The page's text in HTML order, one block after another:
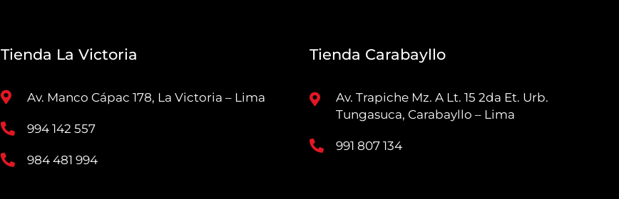
Tienda La Victoria
Av. Manco Cápac 178, La Victoria – Lima
994 142 557
984 481 994
Tienda Carabayllo
Av. Trapiche Mz. A Lt. 15 2da Et. Urb.
Tungasuca, Carabayllo – Lima
991 807 134